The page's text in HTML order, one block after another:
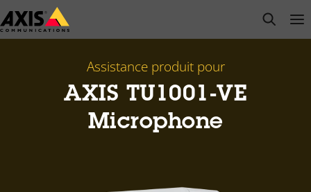
Passer
au
open
Assistance produit pour
AXIS TU1001-VE
Microphone